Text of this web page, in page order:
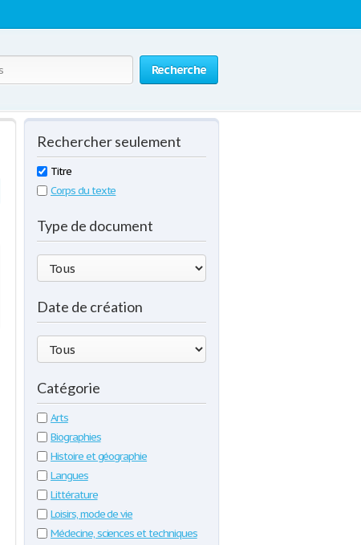
Recherche
Rechercher seulement
Titre
Corps du texte
Type de document
Date de création
Catégorie
Arts
Biographies
Histoire et géographie
Langues
Littérature
Loisirs, mode de vie
Médecine, sciences et techniques